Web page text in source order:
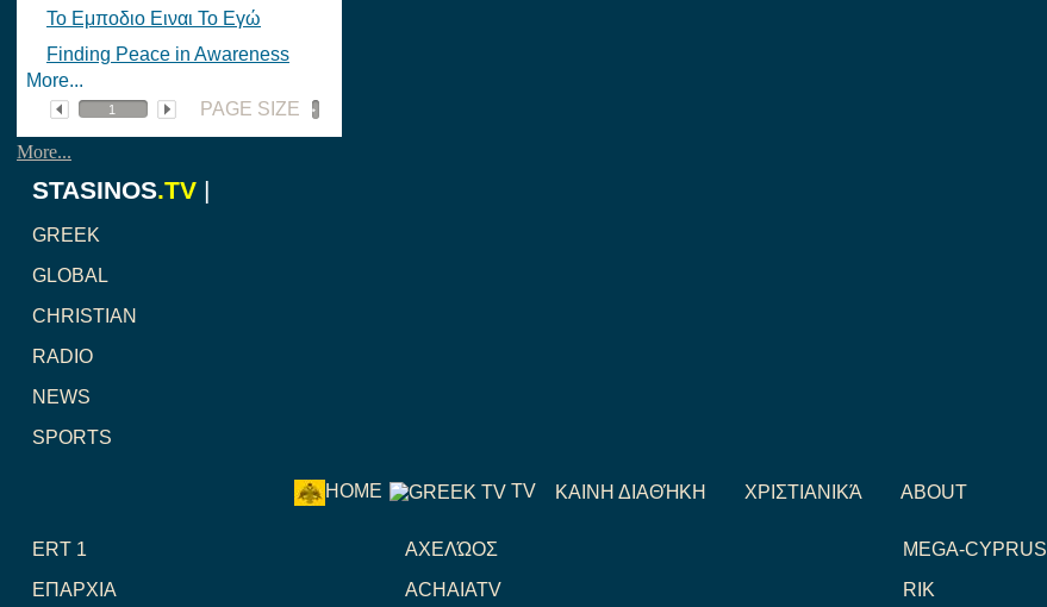
Το Εμποδιο Ειναι Το Εγώ
Finding Peace in Awareness
More...
PAGE SIZE
More...
STASINOS.TV |
GREEK
GLOBAL
CHRISTIAN
RADIO
NEWS
SPORTS
HOME TV ΚΑΙΝΗ ΔΙΑΘΉΚΗ ΧΡΙΣΤΙΑΝΙΚΆ ABOUT
ERT 1
ΕΠΑΡΧΙΑ
ΑΧΕΛΏΟΣ
ACHAIATV
MEGA-CYPRUS
RIK